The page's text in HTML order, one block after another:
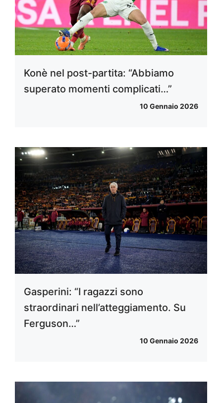
Konè nel post-partita: “Abbiamo
superato momenti complicati…”
10 Gennaio 2026
Gasperini: “I ragazzi sono
straordinari nell’atteggiamento. Su
Ferguson…”
10 Gennaio 2026